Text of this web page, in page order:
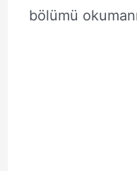
bölümü